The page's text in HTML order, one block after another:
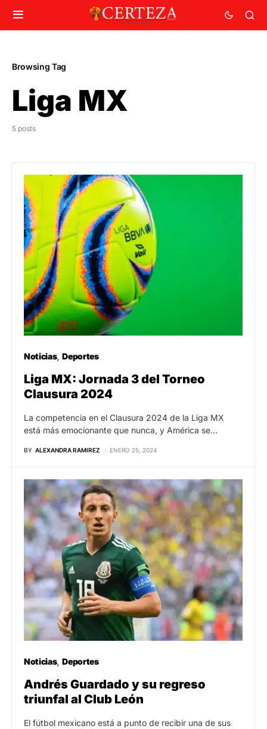
Browsing Tag
Liga MX
5 posts
Noticias Deportes
Liga MX: Jornada 3 del Torneo
Clausura 2024
La competencia en el Clausura 2024 de la Liga MX
está más emocionante que nunca, y América se…
BY ALEXANDRA RAMIREZ ENERO 25, 2024
Noticias Deportes
Andrés Guardado y su regreso
triunfal al Club León
El fútbol mexicano está a punto de recibir una de sus